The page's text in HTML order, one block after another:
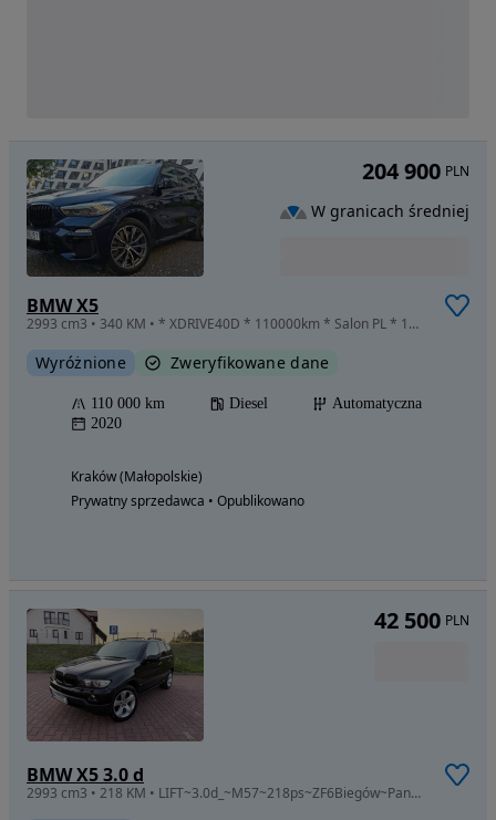
BMW X5
2993 cm3 • 340 KM • * XDRIVE40D * 110000km * Salon PL * 1WŁ * ASO *
Wyróżnione Zweryfikowane dane
110 000 km Diesel
Automatyczna
2020
Kraków (Małopolskie)
Prywatny sprzedawca • Opublikowano
204 900 PLN
W granicach średniej
BMW X5 3.0 d
2993 cm3 • 218 KM • LIFT~3.0d_~M57~218ps~ZF6Biegów~PanoramaDach~SkrętnyBiXenon~Oryginał~
42 500 PLN